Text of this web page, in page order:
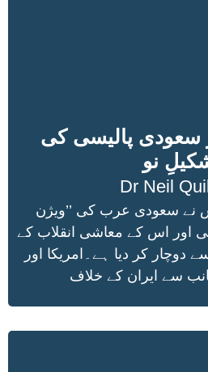
سعودی پالیسی کی
نو
Dr Neil
نے سعودی عرب کی ’’ویژن
اور اس کے معاشی انقلاب کے
کر دیا ہے۔امریکا اور
سے ایران کے خلاف